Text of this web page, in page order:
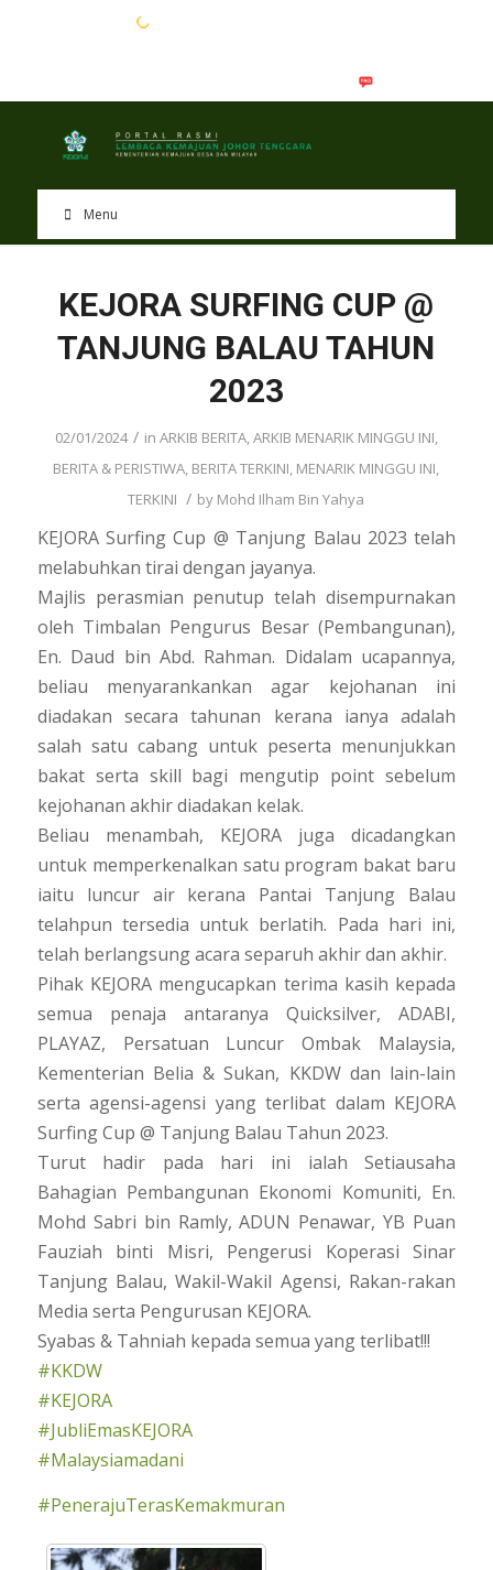
Menu
KEJORA SURFING CUP @
TANJUNG BALAU TAHUN
2023
02/01/2024 / in ARKIB BERITA,ARKIB MENARIK MINGGU INI,
BERITA & PERISTIWA, BERITA TERKINI, MENARIK MINGGU INI,
TERKINI / by Mohd Ilham Bin Yahya
KEJORA Surfing Cup @ Tanjung Balau 2023 telah
melabuhkan tirai dengan jayanya.
Majlis perasmian penutup telah disempurnakan
oleh Timbalan Pengurus Besar (Pembangunan),
En. Daud bin Abd. Rahman. Didalam ucapannya,
beliau menyarankankan agar kejohanan ini
diadakan secara tahunan kerana ianya adalah
salah satu cabang untuk peserta menunjukkan
bakat serta skill bagi mengutip point sebelum
kejohanan akhir diadakan kelak.
Beliau menambah, KEJORA juga dicadangkan
untuk memperkenalkan satu program bakat baru
iaitu luncur air kerana Pantai Tanjung Balau
telahpun tersedia untuk berlatih. Pada hari ini,
telah berlangsung acara separuh akhir dan akhir.
Pihak KEJORA mengucapkan terima kasih kepada
semua penaja antaranya Quicksilver, ADABI,
PLAYAZ, Persatuan Luncur Ombak Malaysia,
Kementerian Belia & Sukan, KKDW dan lain-lain
serta agensi-agensi yang terlibat dalam KEJORA
Surfing Cup @ Tanjung Balau Tahun 2023.
Turut hadir pada hari ini ialah Setiausaha
Bahagian Pembangunan Ekonomi Komuniti, En.
Mohd Sabri bin Ramly, ADUN Penawar, YB Puan
Fauziah binti Misri, Pengerusi Koperasi Sinar
Tanjung Balau, Wakil-Wakil Agensi, Rakan-rakan
Media serta Pengurusan KEJORA.
Syabas & Tahniah kepada semua yang terlibat!!!
#KKDW
#KEJORA
#JubliEmasKEJORA
#Malaysiamadani
#PenerajuTerasKemakmuran